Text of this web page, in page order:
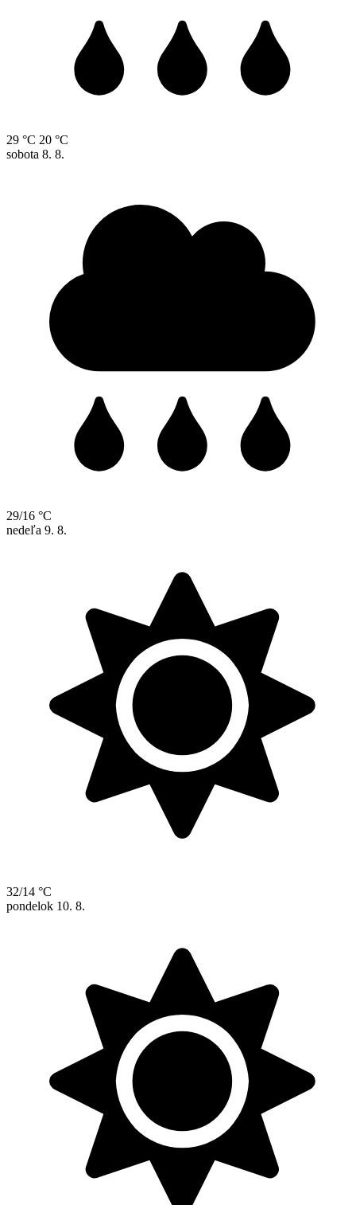
29 °C 20 °C
sobota 8. 8.
29/16 °C
nedeľa 9. 8.
32/14 °C
pondelok 10. 8.